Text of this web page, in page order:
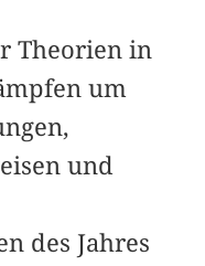
Theorien in
um
und
des Jahres